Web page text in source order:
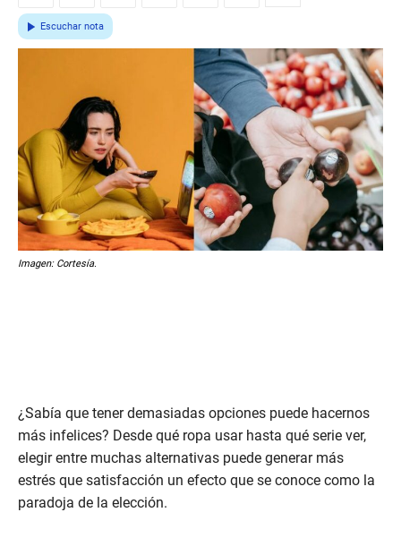
Escuchar nota
Imagen: Cortesía.
¿Sabía que tener demasiadas opciones puede hacernos
más infelices? Desde qué ropa usar hasta qué serie ver,
elegir entre muchas alternativas puede generar más
estrés que satisfacción un efecto que se conoce como la
paradoja de la elección.